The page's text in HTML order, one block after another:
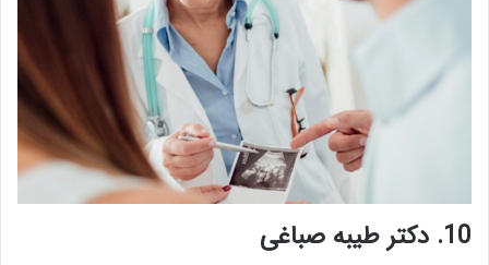
10. دکتر طیبه صباغی